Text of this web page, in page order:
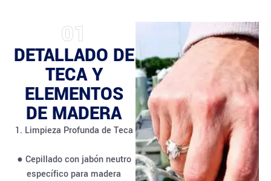
01
DETALLADO DE
TECA Y
ELEMENTOS
DE MADERA
1. Limpieza Profunda de Teca
● Cepillado con jabón neutro
específico para madera